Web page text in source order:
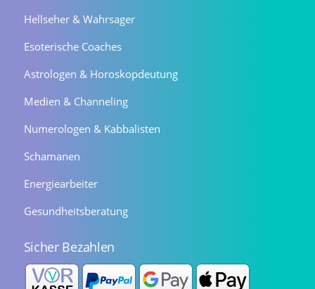
Hellseher & Wahrsager
Esoterische Coaches
Astrologen & Horoskopdeutung
Medien & Channeling
Numerologen & Kabbalisten
Schamanen
Energiearbeiter
Gesundheitsberatung
Sicher Bezahlen